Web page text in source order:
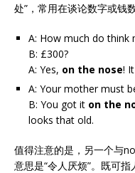
处”，常用在谈论数字或钱
A: How much do think
B: £300?
A: Yes, on the nose!
A: Your mother must
B: You got it on the
looks that old.
值得注意的是，另一个与
意思是“令人厌烦”。既可指